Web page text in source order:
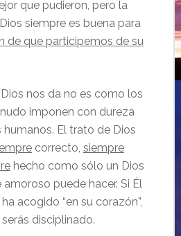
que pudieron, pero la
siempre es buena para
de que participemos de su
Dios nos da no es como los
imponen con dureza
El trato de Dios
correcto, siempre
hecho como sólo un Dios
puede hacer. Si Él
acogido “en su corazón”,
disciplinado.